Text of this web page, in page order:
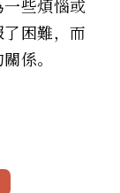
些煩惱或
困難，而
係。